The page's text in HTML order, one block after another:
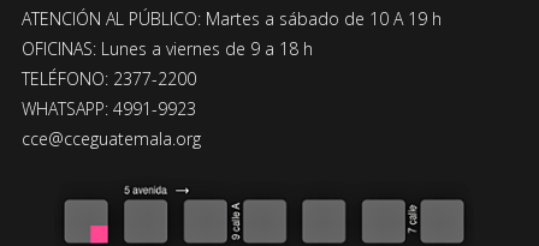
ATENCIÓN AL PÚBLICO: Martes a sábado de 10 A 19 h
OFICINAS: Lunes a viernes de 9 a 18 h
TELÉFONO: 2377-2200
WHATSAPP: 4991-9923
cce@cceguatemala.org